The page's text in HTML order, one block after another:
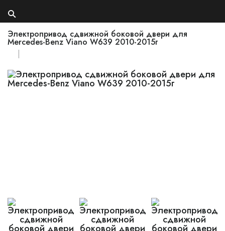
Электропривод сдвижной боковой двери для
Mercedes-Benz Viano W639 2010-2015г